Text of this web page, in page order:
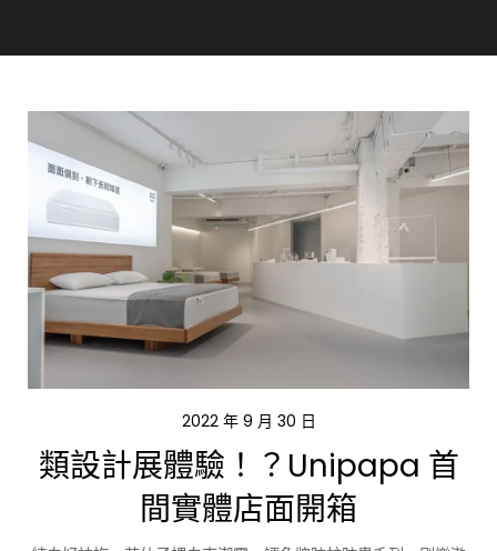
2022 年 9 月 30 日
類設計展體驗！？Unipapa 首
間實體店面開箱